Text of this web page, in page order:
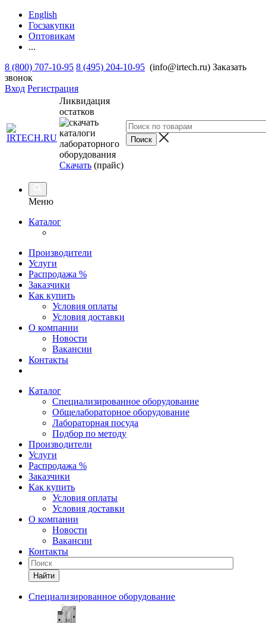
English
Госзакупки
Оптовикам
...
8 (800) 707-10-95 8 (495) 204-10-95 (info@irtech.ru) Заказать
звонок
Вход Регистрация
Ликвидация
остатков
Скачать (прайс)
Меню
Каталог
Производители
Услуги
Распродажа %
Заказчики
Как купить
Условия оплаты
Условия доставки
О компании
Новости
Вакансии
Контакты
Каталог
Специализированное оборудование
Общелабораторное оборудование
Лабораторная посуда
Подбор по методу
Производители
Услуги
Распродажа %
Заказчики
Как купить
Условия оплаты
Условия доставки
О компании
Новости
Вакансии
Контакты
Найти
Специализированное оборудование